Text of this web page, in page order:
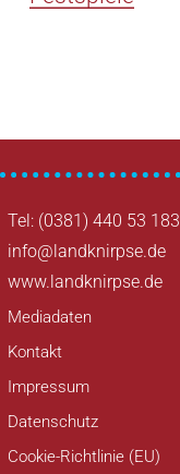
Tel: (0381) 440 53 183
info@landknirpse.de
www.landknirpse.de
Mediadaten
Kontakt
Impressum
Datenschutz
Cookie-Richtlinie (EU)